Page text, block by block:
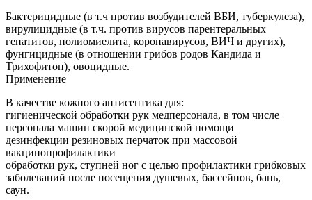
Бактерицидные (в т.ч против возбудителей ВБИ, туберкулеза),
вирулицидные (в т.ч. против вирусов парентеральных
гепатитов, полиомиелита, коронавирусов, ВИЧ и других),
фунгицидные (в отношении грибов родов Кандида и
Трихофитон), овоцидные.
Применение
В качестве кожного антисептика для:
гигиенической обработки рук медперсонала, в том числе
персонала машин скорой медицинской помощи
дезинфекции резиновых перчаток при массовой
вакцинопрофилактики
обработки рук, ступней ног с целью профилактики грибковых
заболеваний после посещения душевых, бассейнов, бань,
саун.